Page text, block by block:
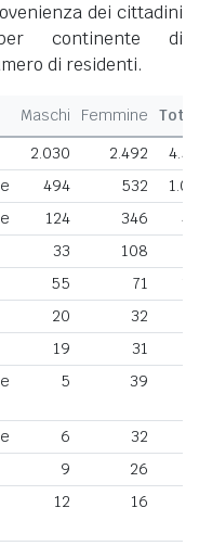
dei cittadini
continente di
di residenti.
Maschi Femmine
2.030 2.492
494 532
124 346
33 108
55 71
20 32
19 31
5 39
6 32
9 26
12 16